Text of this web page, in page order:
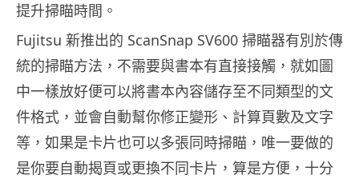
提升掃瞄時間。
Fujitsu 新推出的 ScanSnap SV600 掃瞄器有別於傳
統的掃瞄方法，不需要與書本有直接接觸，就如圖
中一樣放好便可以將書本內容儲存至不同類型的文
件格式，並會自動幫你修正變形、計算頁數及文字
等，如果是卡片也可以多張同時掃瞄，唯一要做的
是你要自動揭頁或更換不同卡片，算是方便，十分